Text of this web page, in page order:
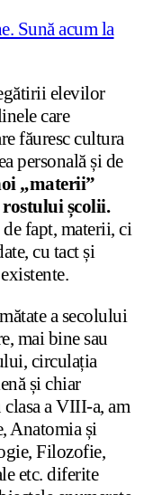
elevilor
care
făuresc cultura
personală și de
„materii”
rostului școlii.
fapt, materii, ci
cu tact și
a secolului
mai bine sau
circulația
și chiar
a VIII-a, am
Anatomia și
Filozofie,
etc. diferite